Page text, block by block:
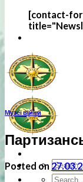
[contact-
Музеї війни
Posted on